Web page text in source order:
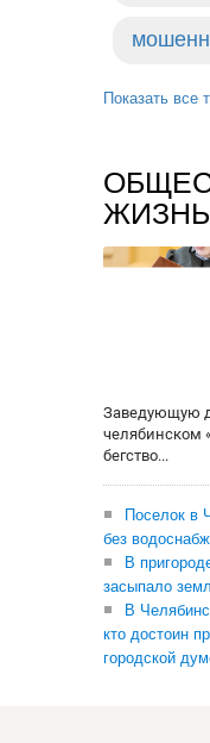
Показать все
ЖИЗНЬ
Заведующую
челябинском
бегство...
Поселок в
без
В
засыпало
В
кто достоин
городской